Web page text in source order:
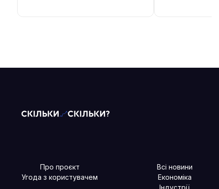
Про проєкт
Угода з користувачем
Всі новини
Економіка
Індустрії